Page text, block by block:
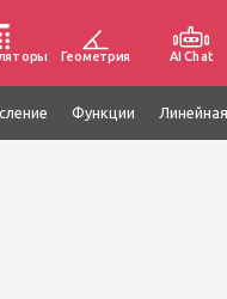
Геометрия AI Chat
Функции